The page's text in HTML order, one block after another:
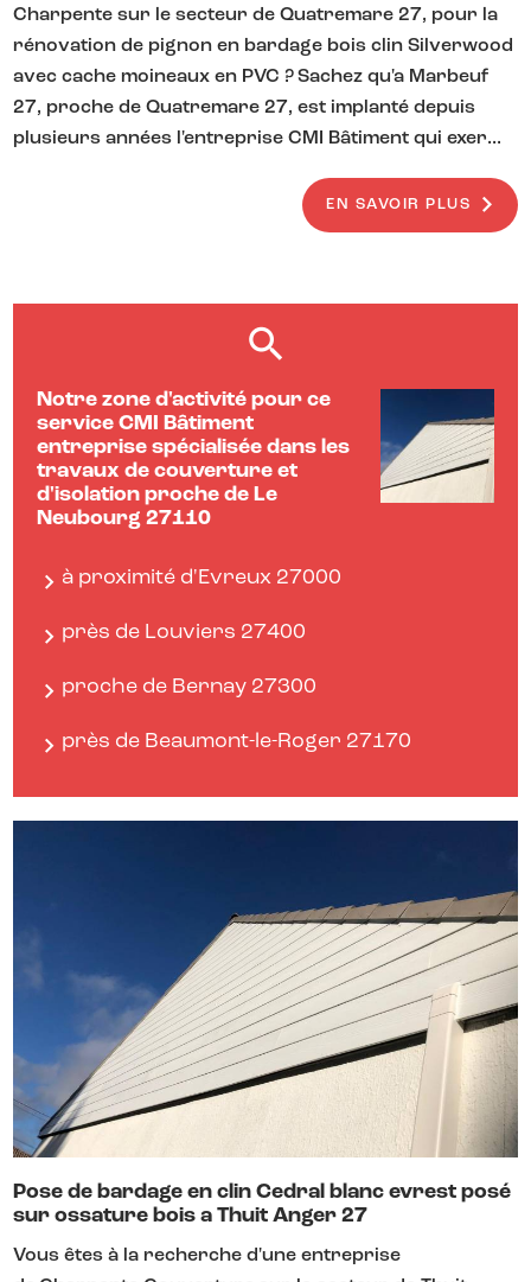
Charpente sur le secteur de Quatremare 27, pour la
rénovation de pignon en bardage bois clin Silverwood
avec cache moineaux en PVC ? Sachez qu'a Marbeuf
27, proche de Quatremare 27, est implanté depuis
plusieurs années l'entreprise CMI Bâtiment qui exer...
EN SAVOIR PLUS
Notre zone d'activité pour ce
service CMI Bâtiment
entreprise spécialisée dans les
travaux de couverture et
d'isolation proche de Le
Neubourg 27110
à proximité d'Evreux 27000
près de Louviers 27400
proche de Bernay 27300
près de Beaumont-le-Roger 27170
Pose de bardage en clin Cedral blanc evrest posé
sur ossature bois a Thuit Anger 27
Vous êtes à la recherche d'une entreprise